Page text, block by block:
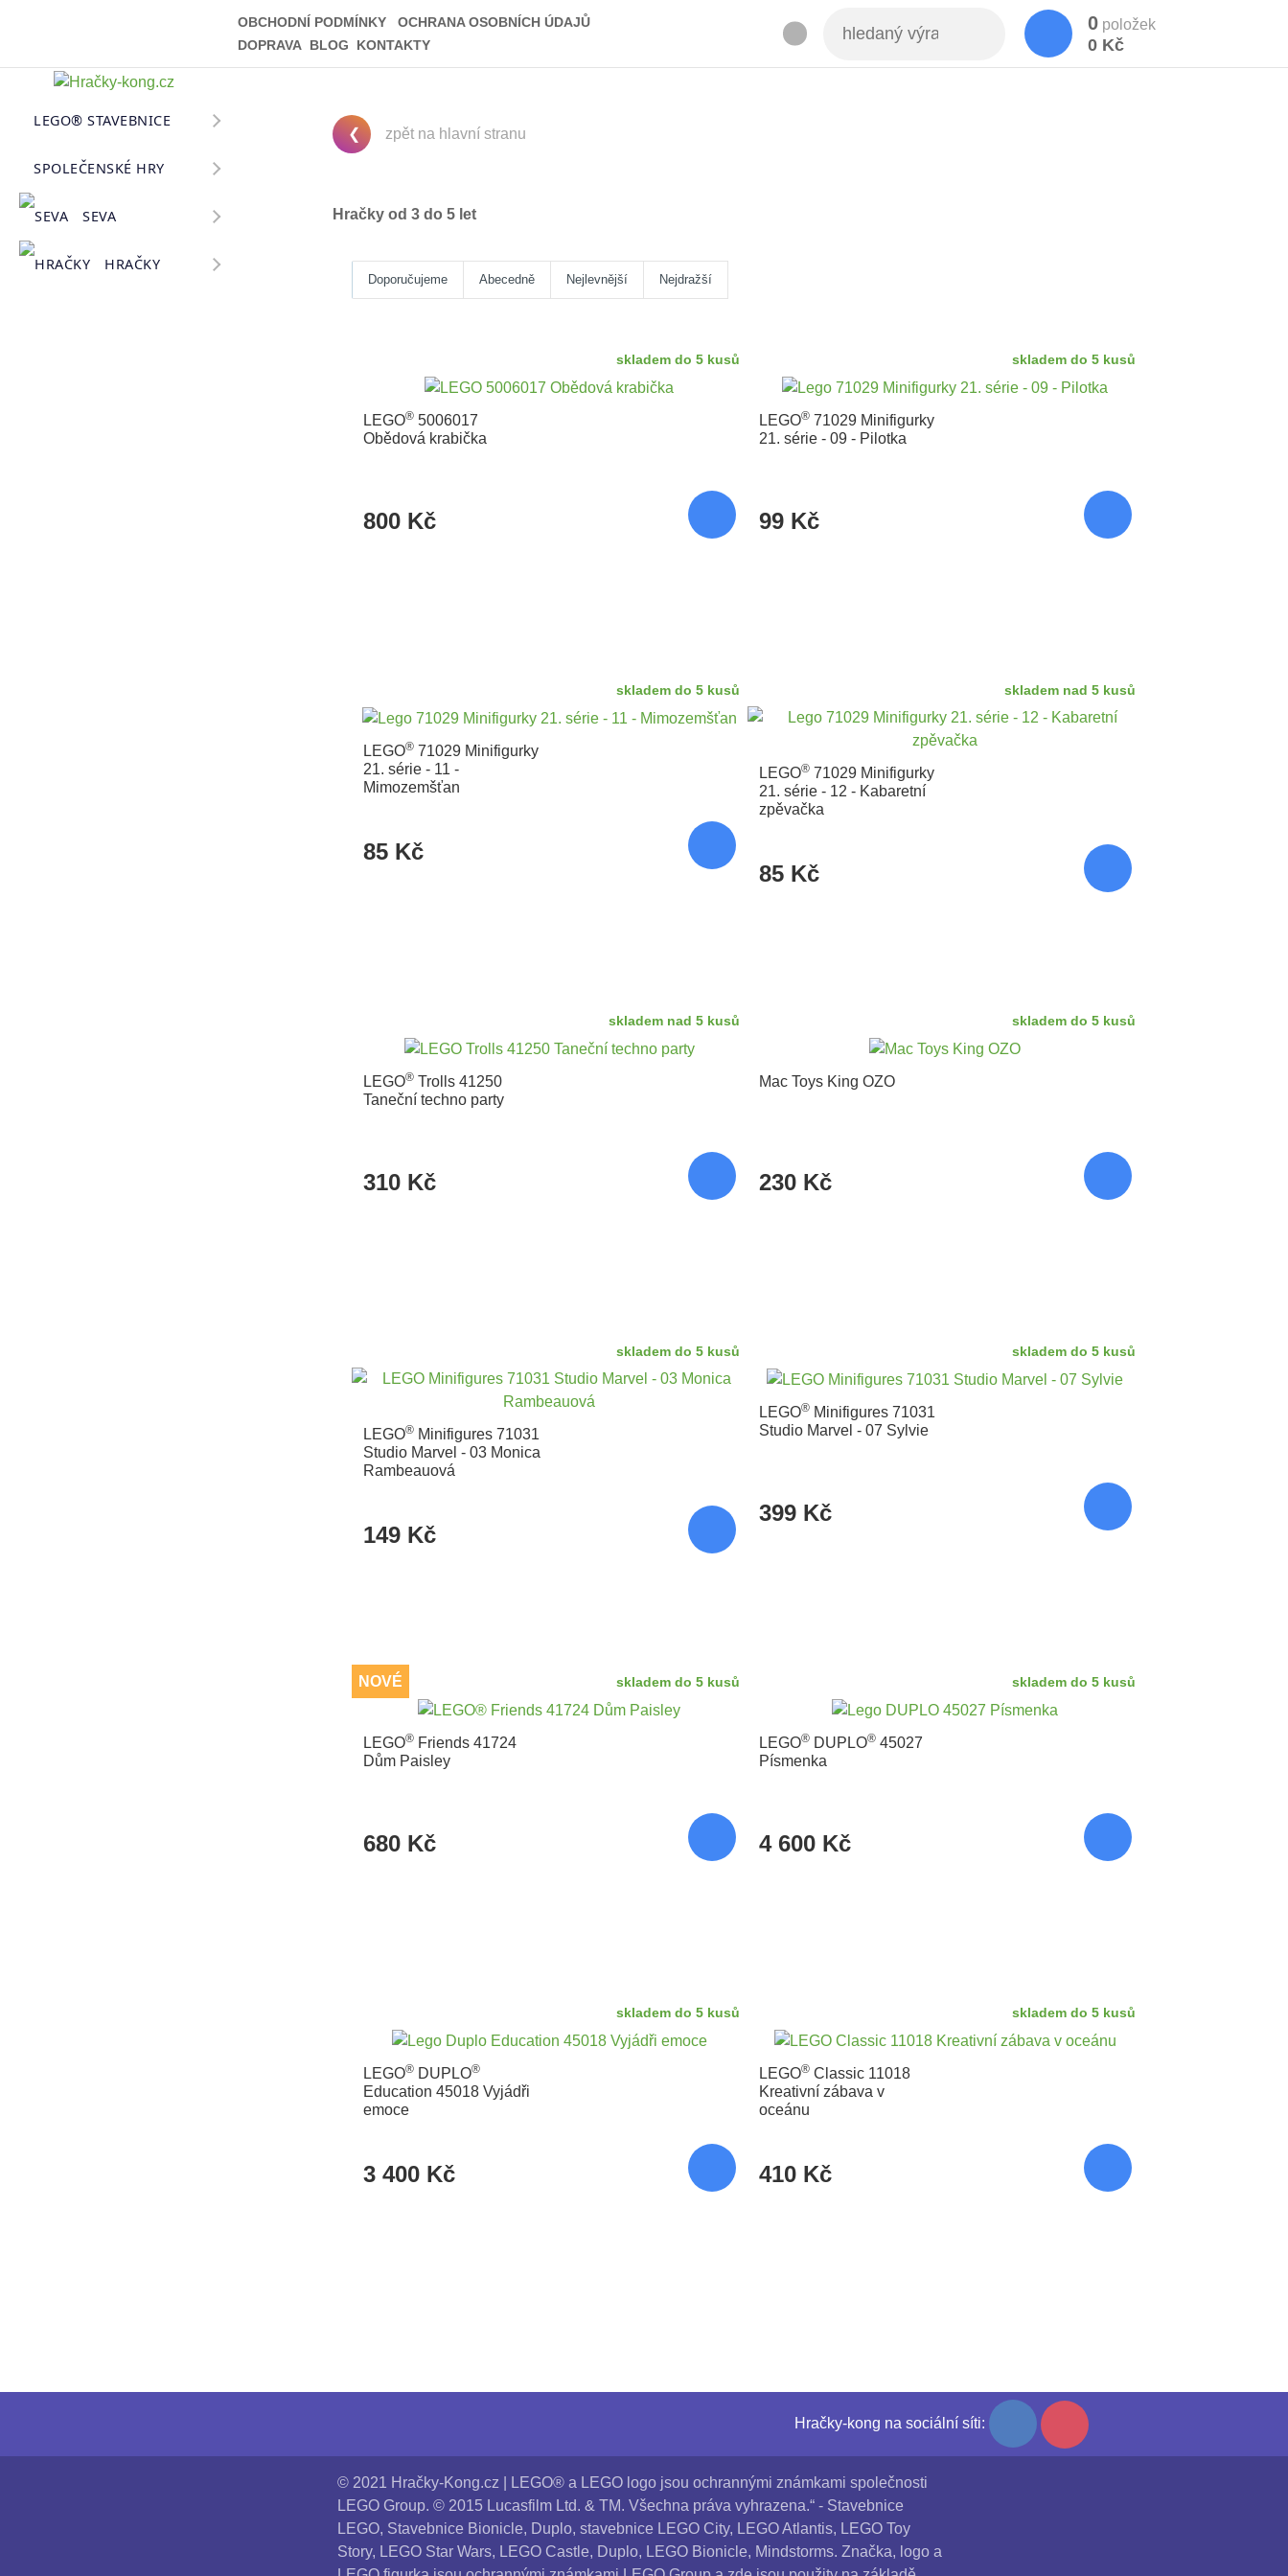
0 položek
0 Kč
OBCHODNÍ PODMÍNKY
OCHRANA OSOBNÍCH ÚDAJŮ
DOPRAVA
BLOG KONTAKTY
LEGO® STAVEBNICE
SPOLEČENSKÉ HRY
SEVA
HRAČKY
❮ zpět na hlavní stranu
Hračky od 3 do 5 let
Doporučujeme Abecedně Nejlevnější Nejdražší
skladem do 5 kusů
LEGO® 5006017
Obědová krabička
800 Kč
skladem do 5 kusů
LEGO®71029 Minifigurky
21. série - 09 - Pilotka
99 Kč
skladem do 5 kusů
LEGO® 71029 Minifigurky
21. série - 11 -
Mimozemšťan
85 Kč
skladem nad 5 kusů
LEGO®71029 Minifigurky
21. série - 12 - Kabaretní
zpěvačka
85 Kč
skladem nad 5 kusů
LEGO® Trolls 41250
Taneční techno party
310 Kč
skladem do 5 kusů
Mac Toys King OZO
230 Kč
skladem do 5 kusů
LEGO® Minifigures 71031
Studio Marvel - 03 Monica
Rambeauová
149 Kč
skladem do 5 kusů
LEGO®Minifigures 71031
Studio Marvel - 07 Sylvie
399 Kč
NOVÉ skladem do 5 kusů
LEGO® Friends 41724
Dům Paisley
680 Kč
skladem do 5 kusů
LEGO®DUPLO®45027
Písmenka
4 600 Kč
skladem do 5 kusů
LEGO® DUPLO®
Education 45018 Vyjádři
emoce
3 400 Kč
skladem do 5 kusů
LEGO®Classic 11018
Kreativní zábava v
oceánu
410 Kč
Hračky-kong na sociální síti:
© 2021 Hračky-Kong.cz | LEGO® a LEGO logo jsou ochrannými známkami společnosti
LEGO Group. © 2015 Lucasfilm Ltd. & TM. Všechna práva vyhrazena.“ - Stavebnice
LEGO, Stavebnice Bionicle, Duplo, stavebnice LEGO City, LEGO Atlantis, LEGO Toy
Story, LEGO Star Wars, LEGO Castle, Duplo, LEGO Bionicle, Mindstorms. Značka, logo a